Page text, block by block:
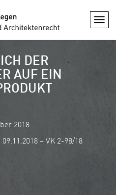
DER
AUF EIN
2018
– VK 2-98/18